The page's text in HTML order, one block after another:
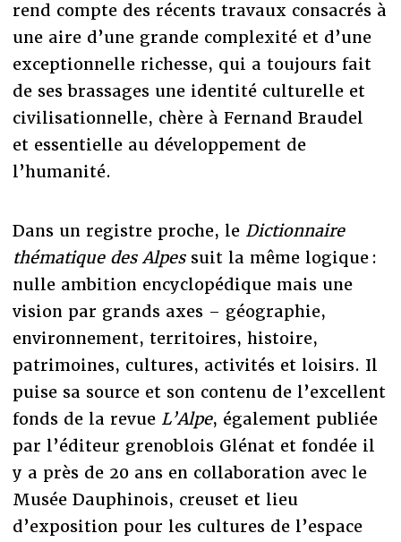
rend compte des récents travaux consacrés à
une aire d’une grande complexité et d’une
exceptionnelle richesse, qui a toujours fait
de ses brassages une identité culturelle et
civilisationnelle, chère à Fernand Braudel
et essentielle au développement de
l’humanité.
Dans un registre proche, le Dictionnaire
thématique des Alpessuit la même logique :
nulle ambition encyclopédique mais une
vision par grands axes – géographie,
environnement, territoires, histoire,
patrimoines, cultures, activités et loisirs. Il
puise sa source et son contenu de l’excellent
fonds de la revue L’Alpe, également publiée
par l’éditeur grenoblois Glénat et fondée il
y a près de 20 ans en collaboration avec le
Musée Dauphinois, creuset et lieu
d’exposition pour les cultures de l’espace